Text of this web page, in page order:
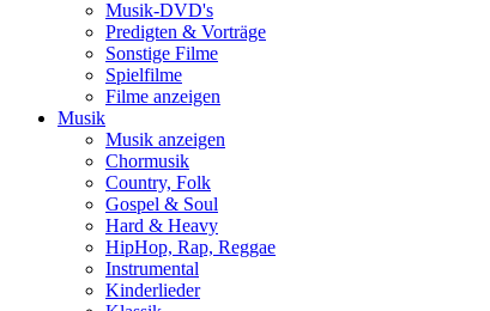
Musik-DVD's
Predigten & Vorträge
Sonstige Filme
Spielfilme
Filme anzeigen
Musik
Musik anzeigen
Chormusik
Country, Folk
Gospel & Soul
Hard & Heavy
HipHop, Rap, Reggae
Instrumental
Kinderlieder